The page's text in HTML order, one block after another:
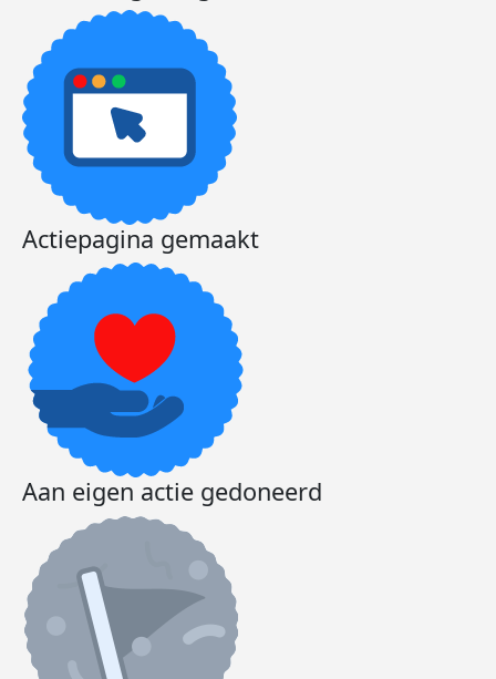
Actiepagina gemaakt
Aan eigen actie gedoneerd